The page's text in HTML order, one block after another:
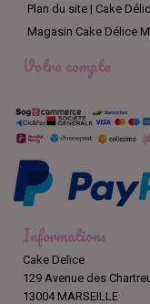
Plan du site | Cake
Magasin Cake Délice
Votre compte
Informations
Cake Delice
129 Avenue des
13004 MARSEILLE